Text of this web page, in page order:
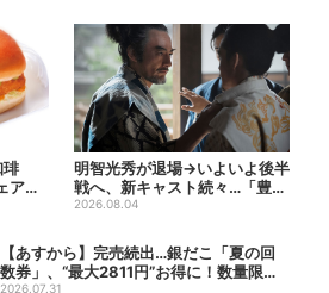
琲
アが
”...
明智光秀が退場→いよいよ後半
戦へ、新キャスト続々…「豊臣
兄弟！」振り返り＆第30...
2026.08.04
【あすから】完売続出…銀だこ「夏の回
数券」、“最大2811円”お得に！数量限定
2026.07.31